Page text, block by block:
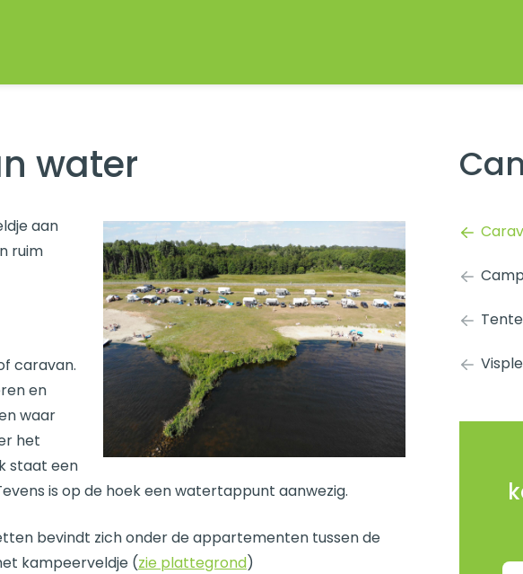
water
aan
ruim
caravan.
en
waar
het
staat een
is op de hoek een watertappunt aanwezig.
bevindt zich onder de appartementen tussen de
kampeerveldje (zie plattegrond)